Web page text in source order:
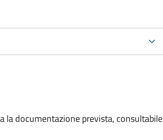
la documentazione prevista, consultabile